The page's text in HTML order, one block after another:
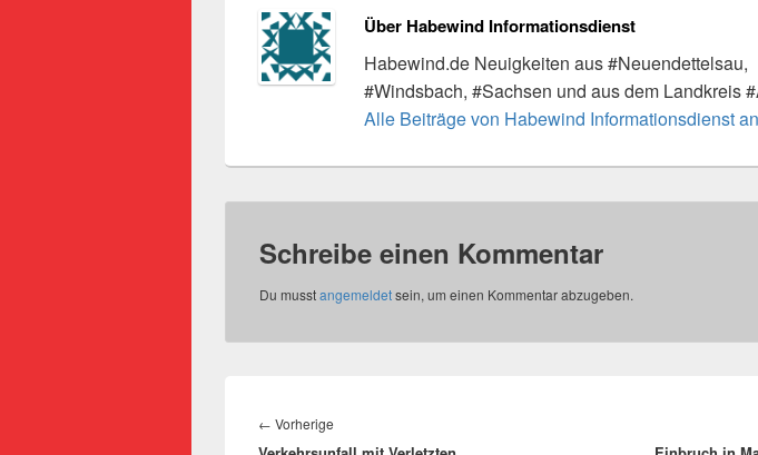
Über Habewind Informationsdienst
Habewind.de Neuigkeiten aus #Neuendettelsau,
#Windsbach, #Sachsen und aus dem Landkreis
Alle Beiträge von Habewind Informationsdienst
Schreibe einen Kommentar
Du musstangemeldetsein, um einen Kommentar abzugeben.
← Vorherige